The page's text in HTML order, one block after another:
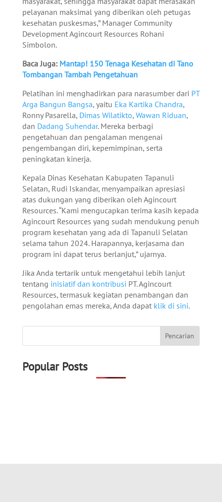
pelayanan maksimal yang diberikan oleh petugas
kesehatan puskesmas,” Manager Community
Development Agincourt Resources Rohani
Simbolon.
Baca Juga: Mantap! 150 Tenaga Kesehatan di Tano
Tombangan Tambah Pengetahuan
Pelatihan ini menghadirkan para narasumber dari PT
Arga Bangun Bangsa, yaitu Eka Kartika Chandra,
Ronny Pasarella, Dimas Wilatikto, Wawan Riduan,
dan Dadang Suhendar. Mereka berbagi
pengetahuan dan pengalaman mengenai
pengembangan diri, kepemimpinan, serta
peningkatan kinerja.
Kepala Dinas Kesehatan Kabupaten Tapanuli
Selatan, Rudi Iskandar, menyampaikan apresiasi
atas dukungan yang diberikan oleh Agincourt
Resources. “Kami mengucapkan terima kasih kepada
Agincourt Resources yang sudah mendukung penuh
program kesehatan yang ada di Tapanuli Selatan
selama tahun 2024. Harapannya, kerjasama dan
program ini dapat terus berlanjut,” ujarnya.
Jika Anda tertarik untuk mengetahui lebih lanjut
tentang inisiatif dan kontribusi PT. Agincourt
Resources, termasuk kegiatan penambangan dan
pengolahan emas mereka, Anda dapat klik di sini.
Popular Posts